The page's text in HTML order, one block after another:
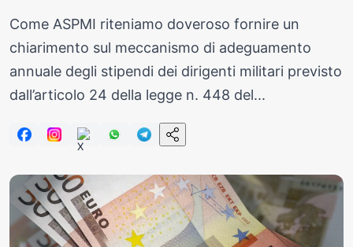
Come ASPMI riteniamo doveroso fornire un
chiarimento sul meccanismo di adeguamento
annuale degli stipendi dei dirigenti militari previsto
dall’articolo 24 della legge n. 448 del...